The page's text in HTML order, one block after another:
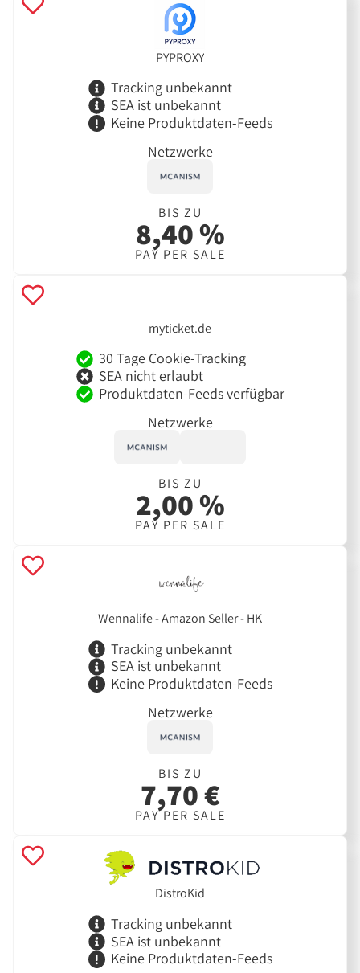
PYPROXY
Tracking unbekannt
SEA ist unbekannt
Keine Produktdaten-Feeds
Netzwerke
BIS ZU
8,40 %
PAY PER SALE
myticket.de
30 Tage Cookie-Tracking
SEA nicht erlaubt
Produktdaten-Feeds verfügbar
Netzwerke
BIS ZU
2,00 %
PAY PER SALE
Wennalife - Amazon Seller - HK
Tracking unbekannt
SEA ist unbekannt
Keine Produktdaten-Feeds
Netzwerke
BIS ZU
7,70 €
PAY PER SALE
DistroKid
Tracking unbekannt
SEA ist unbekannt
Keine Produktdaten-Feeds